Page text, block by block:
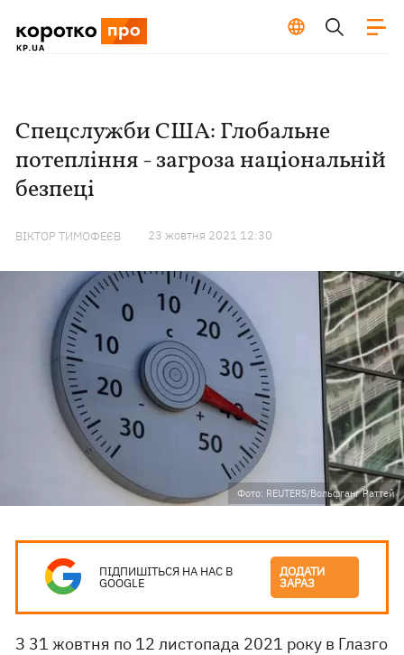
Спецслужби США: Глобальне
потепління - загроза національній
безпеці
ВІКТОР ТИМОФЕЄВ 23 жовтня 2021 12:30
Фото: REUTERS/Вольфганг Раттей
ПІДПИШІТЬСЯ НА НАС В
GOOGLE
ДОДАТИ
ЗАРАЗ
З 31 жовтня по 12 листопада 2021 року в Глазго